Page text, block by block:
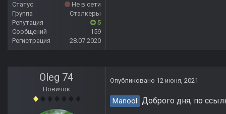
Статус
Не в сети
Группа
Сталкеры
Репутация
5
Сообщений
159
Регистрация
28.07.2020
Oleg 74
Новичок
Опубликовано 12 июня, 2021
Manool Доброго дня, по